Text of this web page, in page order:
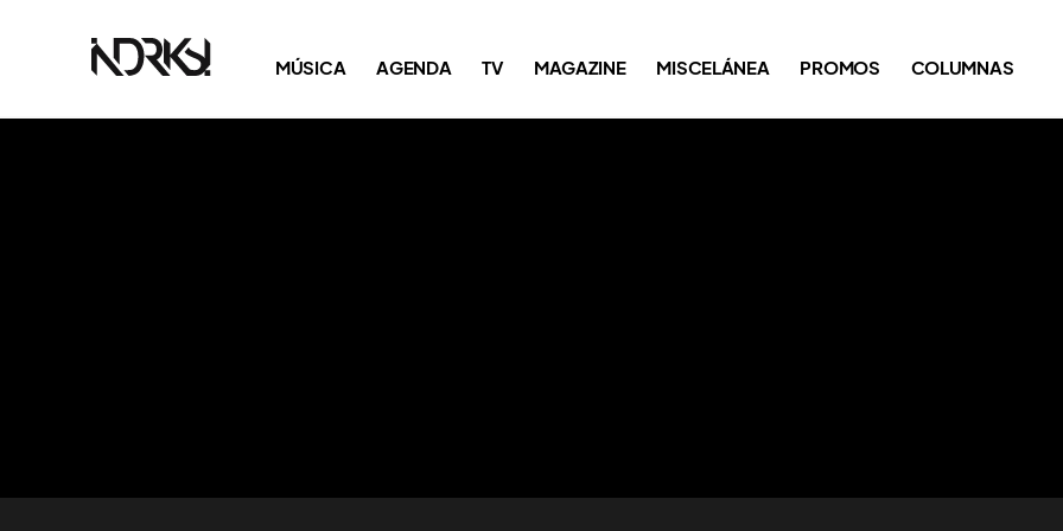
MÚSICA AGENDA TV MAGAZINE MISCELÁNEA PROMOS COLUMNAS